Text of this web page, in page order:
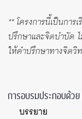
** โครงการนี้เป็นกา
ปรึกษาและจิตบำบัด
ให้คำปรึกษาทางจิตวิ
การอบรมประกอบด้วย
บรรยาย